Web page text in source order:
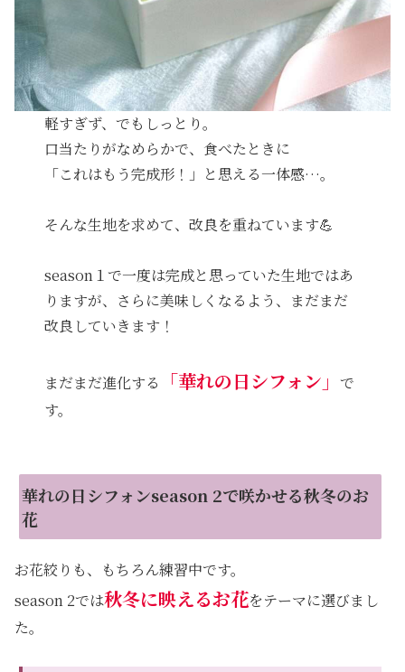
軽すぎず、でもしっとり。
口当たりがなめらかで、食べたときに
「これはもう完成形！」と思える一体感…。
そんな生地を求めて、改良を重ねています💪
season１で一度は完成と思っていた生地ではあ
りますが、さらに美味しくなるよう、まだまだ
改良していきます！
まだまだ進化する 「華れの日シフォン」で
す。
華れの日シフォンseason 2で咲かせる秋冬のお
花
お花絞りも、もちろん練習中です。
season 2では秋冬に映えるお花をテーマに選びまし
た。